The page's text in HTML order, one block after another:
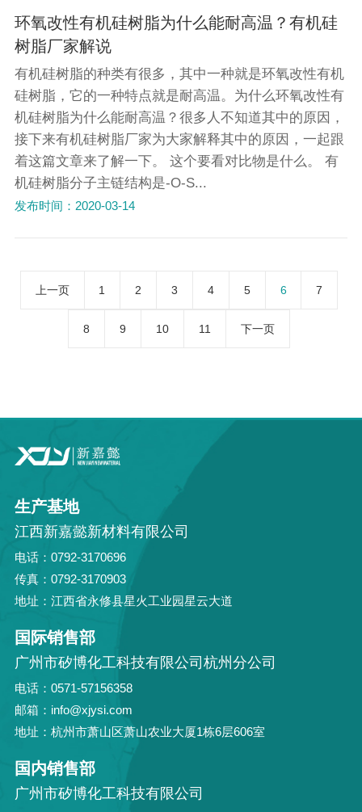
环氧改性有机硅树脂为什么能耐高温？有机硅
树脂厂家解说
有机硅树脂的种类有很多，其中一种就是环氧改性有机
硅树脂，它的一种特点就是耐高温。为什么环氧改性有
机硅树脂为什么能耐高温？很多人不知道其中的原因，
接下来有机硅树脂厂家为大家解释其中的原因，一起跟
着这篇文章来了解一下。 这个要看对比物是什么。 有
机硅树脂分子主链结构是-O-S...
发布时间：2020-03-14
上一页 1 2 3 4 5 6 7
8 9 10 11 下一页
生产基地
江西新嘉懿新材料有限公司
电话：0792-3170696
传真：0792-3170903
地址：江西省永修县星火工业园星云大道
国际销售部
广州市矽博化工科技有限公司杭州分公司
电话：0571-57156358
邮箱：info@xjysi.com
地址：杭州市萧山区萧山农业大厦1栋6层606室
国内销售部
广州市矽博化工科技有限公司